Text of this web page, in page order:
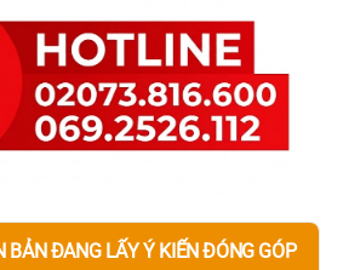
BẢN ĐANG LẤY Ý KIẾN ĐÓNG GÓP